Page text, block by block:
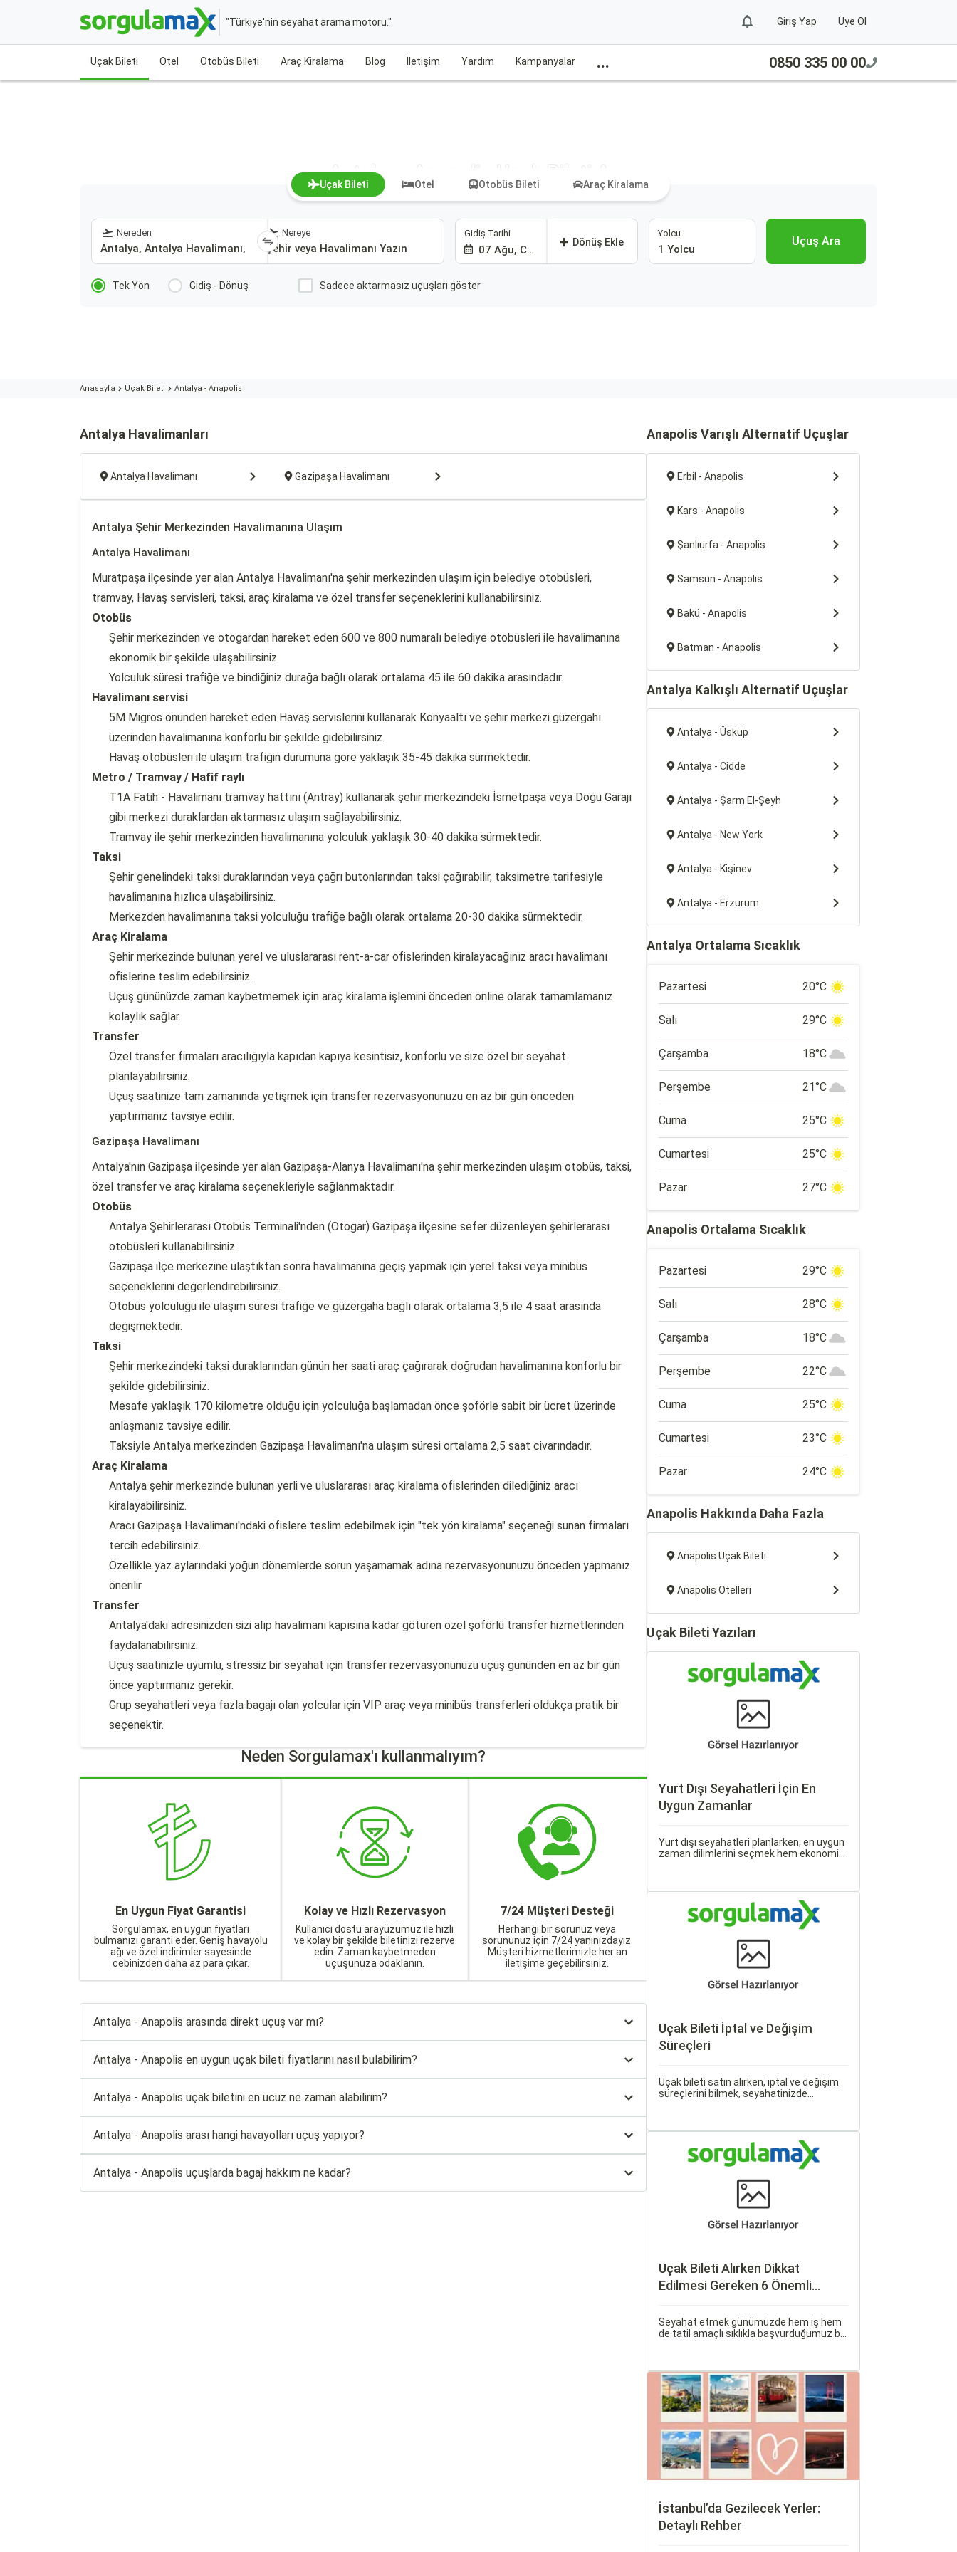
"Türkiye'nin seyahat arama motoru." Giriş Yap Üye Ol
Uçak Bileti Otel Otobüs Bileti Araç Kiralama Blog İletişim Yardım Kampanyalar ... 0850 335 00 00
Antalya - Anapolis Uçak Bileti Ara
Uçak Bileti Otel Otobüs Bileti Araç Kiralama
Nereden Nereye Gidiş Tarihi
07 Ağu, Cum
Dönüş Ekle
Yolcu
1 Yolcu
Uçuş Ara
Tek Yön Gidiş - Dönüş Sadece aktarmasız uçuşları göster
Anasayfa Uçak Bileti Antalya - Anapolis
Antalya Havalimanları
Antalya Havalimanı Gazipaşa Havalimanı
Antalya Şehir Merkezinden Havalimanına Ulaşım
Antalya Havalimanı
Muratpaşa ilçesinde yer alan Antalya Havalimanı'na şehir merkezinden ulaşım için belediye otobüsleri,
tramvay, Havaş servisleri, taksi, araç kiralama ve özel transfer seçeneklerini kullanabilirsiniz.
Otobüs
Şehir merkezinden ve otogardan hareket eden 600 ve 800 numaralı belediye otobüsleri ile havalimanına
ekonomik bir şekilde ulaşabilirsiniz.
Yolculuk süresi trafiğe ve bindiğiniz durağa bağlı olarak ortalama 45 ile 60 dakika arasındadır.
Havalimanı servisi
5M Migros önünden hareket eden Havaş servislerini kullanarak Konyaaltı ve şehir merkezi güzergahı
üzerinden havalimanına konforlu bir şekilde gidebilirsiniz.
Havaş otobüsleri ile ulaşım trafiğin durumuna göre yaklaşık 35-45 dakika sürmektedir.
Metro / Tramvay / Hafif raylı
T1A Fatih - Havalimanı tramvay hattını (Antray) kullanarak şehir merkezindeki İsmetpaşa veya Doğu Garajı
gibi merkezi duraklardan aktarmasız ulaşım sağlayabilirsiniz.
Tramvay ile şehir merkezinden havalimanına yolculuk yaklaşık 30-40 dakika sürmektedir.
Taksi
Şehir genelindeki taksi duraklarından veya çağrı butonlarından taksi çağırabilir, taksimetre tarifesiyle
havalimanına hızlıca ulaşabilirsiniz.
Merkezden havalimanına taksi yolculuğu trafiğe bağlı olarak ortalama 20-30 dakika sürmektedir.
Araç Kiralama
Şehir merkezinde bulunan yerel ve uluslararası rent-a-car ofislerinden kiralayacağınız aracı havalimanı
ofislerine teslim edebilirsiniz.
Uçuş gününüzde zaman kaybetmemek için araç kiralama işlemini önceden online olarak tamamlamanız
kolaylık sağlar.
Transfer
Özel transfer firmaları aracılığıyla kapıdan kapıya kesintisiz, konforlu ve size özel bir seyahat
planlayabilirsiniz.
Uçuş saatinize tam zamanında yetişmek için transfer rezervasyonunuzu en az bir gün önceden
yaptırmanız tavsiye edilir.
Gazipaşa Havalimanı
Antalya'nın Gazipaşa ilçesinde yer alan Gazipaşa-Alanya Havalimanı'na şehir merkezinden ulaşım otobüs, taksi,
özel transfer ve araç kiralama seçenekleriyle sağlanmaktadır.
Otobüs
Antalya Şehirlerarası Otobüs Terminali'nden (Otogar) Gazipaşa ilçesine sefer düzenleyen şehirlerarası
otobüsleri kullanabilirsiniz.
Gazipaşa ilçe merkezine ulaştıktan sonra havalimanına geçiş yapmak için yerel taksi veya minibüs
seçeneklerini değerlendirebilirsiniz.
Otobüs yolculuğu ile ulaşım süresi trafiğe ve güzergaha bağlı olarak ortalama 3,5 ile 4 saat arasında
değişmektedir.
Taksi
Şehir merkezindeki taksi duraklarından günün her saati araç çağırarak doğrudan havalimanına konforlu bir
şekilde gidebilirsiniz.
Mesafe yaklaşık 170 kilometre olduğu için yolculuğa başlamadan önce şoförle sabit bir ücret üzerinde
anlaşmanız tavsiye edilir.
Taksiyle Antalya merkezinden Gazipaşa Havalimanı'na ulaşım süresi ortalama 2,5 saat civarındadır.
Araç Kiralama
Antalya şehir merkezinde bulunan yerli ve uluslararası araç kiralama ofislerinden dilediğiniz aracı
kiralayabilirsiniz.
Aracı Gazipaşa Havalimanı'ndaki ofislere teslim edebilmek için "tek yön kiralama" seçeneği sunan firmaları
tercih edebilirsiniz.
Özellikle yaz aylarındaki yoğun dönemlerde sorun yaşamamak adına rezervasyonunuzu önceden yapmanız
önerilir.
Transfer
Antalya'daki adresinizden sizi alıp havalimanı kapısına kadar götüren özel şoförlü transfer hizmetlerinden
faydalanabilirsiniz.
Uçuş saatinizle uyumlu, stressiz bir seyahat için transfer rezervasyonunuzu uçuş gününden en az bir gün
önce yaptırmanız gerekir.
Grup seyahatleri veya fazla bagajı olan yolcular için VIP araç veya minibüs transferleri oldukça pratik bir
seçenektir.
Neden Sorgulamax'ı kullanmalıyım?
En Uygun Fiyat Garantisi
Sorgulamax, en uygun fiyatları
bulmanızı garanti eder. Geniş havayolu
ağı ve özel indirimler sayesinde
cebinizden daha az para çıkar.
Kolay ve Hızlı Rezervasyon
Kullanıcı dostu arayüzümüz ile hızlı
ve kolay bir şekilde biletinizi rezerve
edin. Zaman kaybetmeden
uçuşunuza odaklanın.
7/24 Müşteri Desteği
Herhangi bir sorunuz veya
sorununuz için 7/24 yanınızdayız.
Müşteri hizmetlerimizle her an
iletişime geçebilirsiniz.
Antalya - Anapolis arasında direkt uçuş var mı?
Antalya - Anapolis en uygun uçak bileti fiyatlarını nasıl bulabilirim?
Antalya - Anapolis uçak biletini en ucuz ne zaman alabilirim?
Antalya - Anapolis arası hangi havayolları uçuş yapıyor?
Antalya - Anapolis uçuşlarda bagaj hakkım ne kadar?
Anapolis Varışlı Alternatif Uçuşlar
Erbil - Anapolis
Kars - Anapolis
Şanlıurfa - Anapolis
Samsun - Anapolis
Bakü - Anapolis
Batman - Anapolis
Antalya Kalkışlı Alternatif Uçuşlar
Antalya - Üsküp
Antalya - Cidde
Antalya - Şarm El-Şeyh
Antalya - New York
Antalya - Kişinev
Antalya - Erzurum
Antalya Ortalama Sıcaklık
Pazartesi 20°C
Salı 29°C
Çarşamba 18°C
Perşembe 21°C
Cuma 25°C
Cumartesi 25°C
Pazar 27°C
Anapolis Ortalama Sıcaklık
Pazartesi 29°C
Salı 28°C
Çarşamba 18°C
Perşembe 22°C
Cuma 25°C
Cumartesi 23°C
Pazar 24°C
Anapolis Hakkında Daha Fazla
Anapolis Uçak Bileti
Anapolis Otelleri
Uçak Bileti Yazıları
Yurt Dışı Seyahatleri İçin En
Uygun Zamanlar
Yurt dışı seyahatleri planlarken, en uygun
zaman dilimlerini seçmek hem ekonomik
Uçak Bileti İptal ve Değişim
Süreçleri
Uçak bileti satın alırken, iptal ve değişim
süreçlerini bilmek, seyahatinizde
nasıl işlediği, hangi durumlarda ücret
iadesi alabileceğiniz konularına
değineceğiz.
Uçak Bileti Alırken Dikkat
Edilmesi Gereken 6 Önemli
Seyahat etmek günümüzde hem iş hem
de tatil amaçlı sıklıkla başvurduğumuz bir
seyahat sağlamak adına büyük önem
taşır.
İstanbul’da Gezilecek Yerler:
Detaylı Rehber